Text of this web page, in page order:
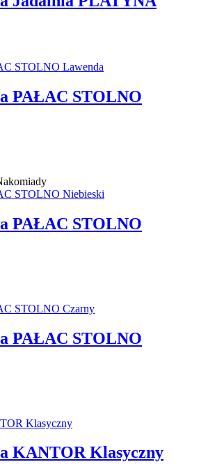
PAŁAC STOLNO
PAŁAC STOLNO
PAŁAC STOLNO
KANTOR Klasyczny